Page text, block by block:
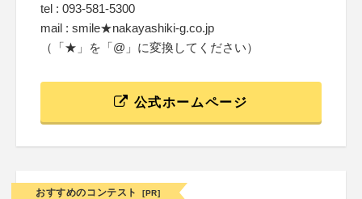
tel : 093-581-5300
mail : smile★nakayashiki-g.co.jp
（「★」を「@」に変換してください）
公式ホームページ
おすすめのコンテスト [PR]